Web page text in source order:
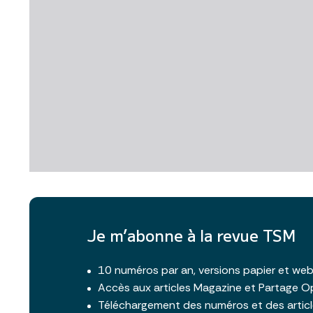
Je m’abonne à la revue TSM
10 numéros par an, versions papier et web
Accès aux articles Magazine et Partage
Téléchargement des numéros et des